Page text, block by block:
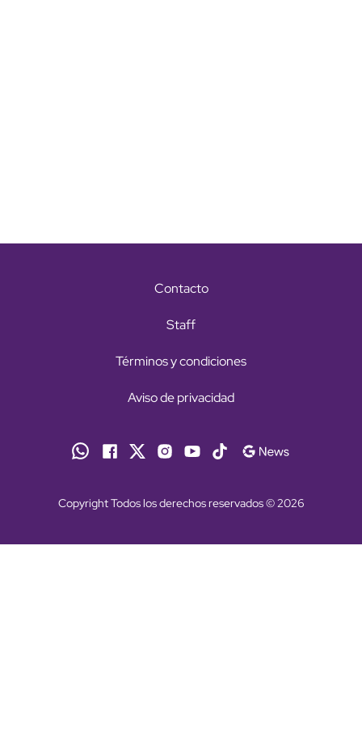
Contacto
Staff
Términos y condiciones
Aviso de privacidad
Copyright Todos los derechos reservados © 2026